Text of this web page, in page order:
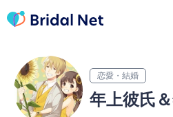
恋愛・結婚
年上彼氏